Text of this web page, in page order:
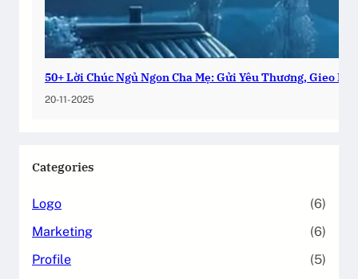
50+ Lời Chúc Ngủ Ngon Cha Mẹ: Gửi Yêu Thương, Gieo
20-11-2025
Categories
Logo
(6)
Marketing
(6)
Profile
(5)